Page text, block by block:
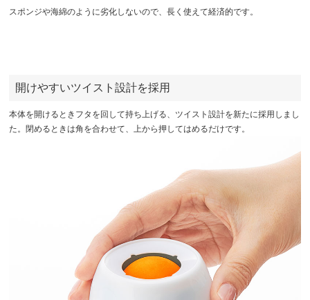
スポンジや海綿のように劣化しないので、長く使えて経済的です。
開けやすいツイスト設計を採用
本体を開けるときフタを回して持ち上げる、ツイスト設計を新たに採用しまし
た。閉めるときは角を合わせて、上から押してはめるだけです。